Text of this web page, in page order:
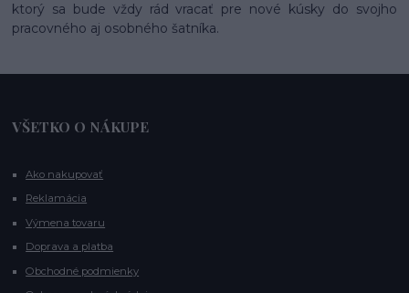
ktorý sa bude vždy rád vracať pre nové kúsky do svojho
pracovného aj osobného šatníka.
VŠETKO O NÁKUPE
Ako nakupovať
Reklamácia
Výmena tovaru
Doprava a platba
Obchodné podmienky